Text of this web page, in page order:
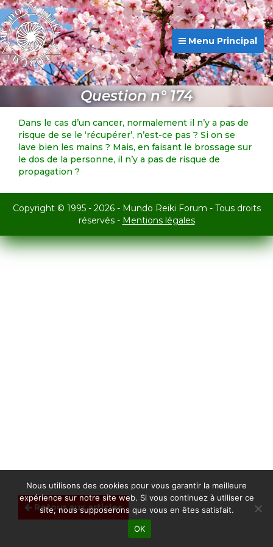
Menu Principal
Question n° 174
Retour aux articles
Dans le cas d’un cancer, normalement il n’y a pas de
risque de se le ‘récupérer’, n’est-ce pas ? Si on se
lave bien les mains ? Mais, en faisant le brossage sur
le dos de la personne, il n’y a pas de risque de
propagation ?
Copyright © 1995 - 2026 - Mundo Reiki Forum - Tous droits
réservés - Mentions légales
Nous utilisons des cookies pour vous garantir la meilleure
expérience sur notre site web. Si vous continuez à utiliser ce
site, nous supposerons que vous en êtes satisfait.
OK